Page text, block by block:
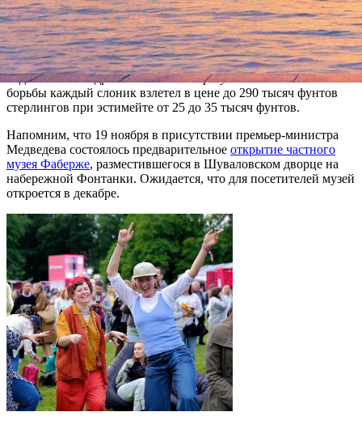
Борьба за раритеты, украшенные изумительной резьбой по
камню, развернулась между Вексельбергом, от имени
которого действовал директор музея Фаберже Владимир
Воронченко, и владельцем частного музея Фаберже в Баден-
Бадене Александром Ивановым. В результате ожесточенной
борьбы каждый слоник взлетел в цене до 290 тысяч фунтов
стерлингов при эстимейте от 25 до 35 тысяч фунтов.
Напомним, что 19 ноября в присутствии премьер-министра
Медведева состоялось предварительное открытие частного
музея Фаберже, разместившегося в Шуваловском дворце на
набережной Фонтанки. Ожидается, что для посетителей музей
откроется в декабре.